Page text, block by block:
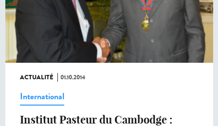
ACTUALITÉ 01.10.2014
International
Institut Pasteur du Cambodge :